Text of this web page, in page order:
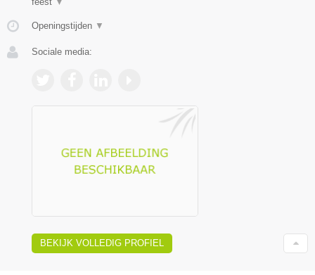
Openingstijden ▼
Sociale media:
BEKIJK VOLLEDIG PROFIEL